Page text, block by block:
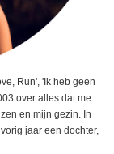
Run', 'Ik heb geen
over alles dat me
en mijn gezin. In
jaar een dochter,